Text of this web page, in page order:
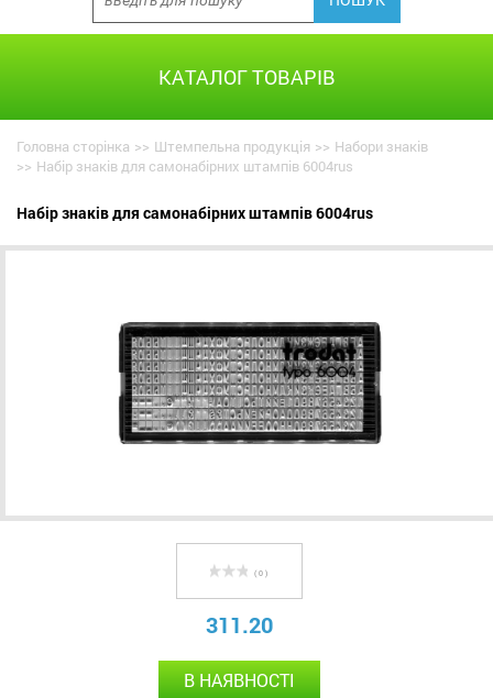
КАТАЛОГ ТОВАРІВ
Головна сторінка >> Штемпельна продукція >> Набори знаків
>> Набір знаків для самонабірних штампів 6004rus
Набір знаків для самонабірних штампів 6004rus
( 0 )
311.20
В НАЯВНОСТІ